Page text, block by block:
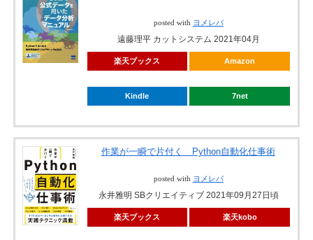
posted with ヨメレバ
遠藤理平 カットシステム 2021年04月
楽天ブックス Amazon
Kindle 7net
作業が一瞬で片付く Python自動化仕事術
posted with ヨメレバ
永井雅明 SBクリエイティブ 2021年09月27日頃
楽天ブックス 楽天kobo